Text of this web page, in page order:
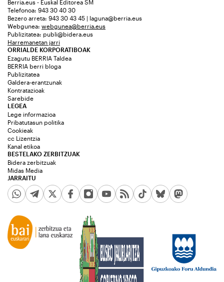
Berria.eus - Euskal Editorea SM
Telefonoa: 943 30 40 30
Bezero arreta: 943 30 43 45 | laguna@berria.eus
Webgunea: webgunea@berria.eus
Publizitatea: publi@bidera.eus
Harremanetan jarri
ORRIALDE KORPORATIBOAK
Ezagutu BERRIA Taldea
BERRIA berri bloga
Publizitatea
Galdera-erantzunak
Kontratazioak
Sarebide
JARRAITU
LEGEA
Lege informazioa
Pribatutasun politika
Cookieak
cc Lizentzia
Kanal etikoa
BESTELAKO ZERBITZUAK
Bidera zerbitzuak
Midas Media